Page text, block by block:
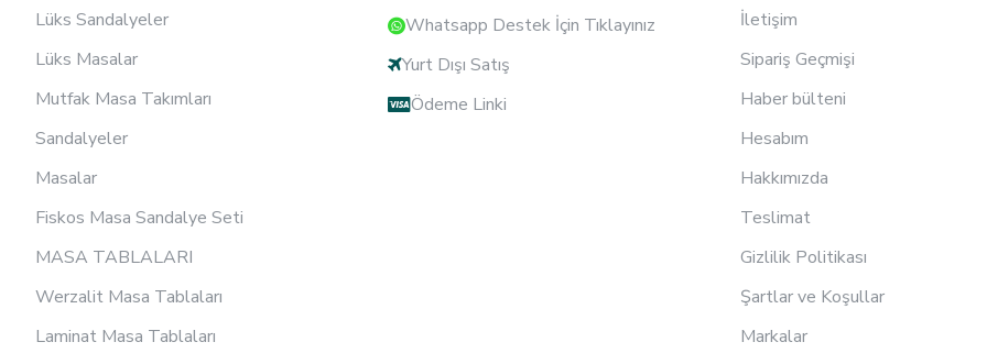
Lüks Sandalyeler
Lüks Masalar
Mutfak Masa Takımları
Sandalyeler
Masalar
Fiskos Masa Sandalye Seti
MASA TABLALARI
Werzalit Masa Tablaları
Laminat Masa Tablaları
Whatsapp Destek İçin Tıklayınız
Yurt Dışı Satış
Ödeme Linki
İletişim
Sipariş Geçmişi
Haber bülteni
Hesabım
Hakkımızda
Teslimat
Gizlilik Politikası
Şartlar ve Koşullar
Markalar